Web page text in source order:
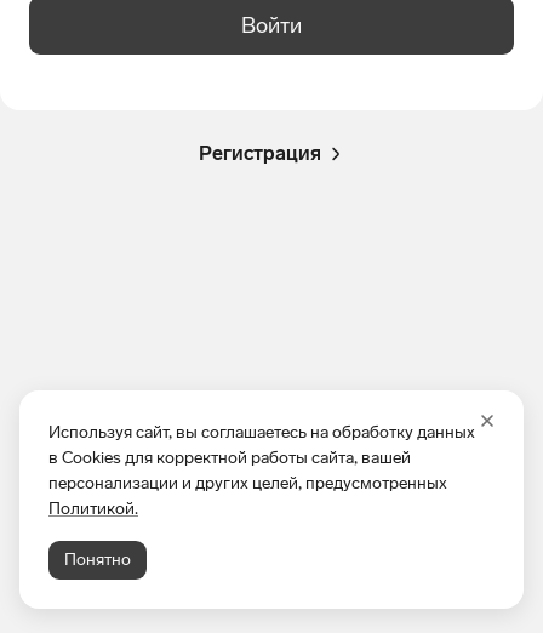
Используя сайт, вы соглашаетесь на обработку данных
в Cookies для корректной работы сайта, вашей
персонализации и других целей, предусмотренных
Политикой.
Понятно
Войти
Регистрация